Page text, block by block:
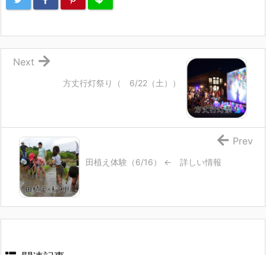
方丈行灯祭り（ 6/22（土））
Next
田植え体験（6/16） ← 詳しい情報
Prev